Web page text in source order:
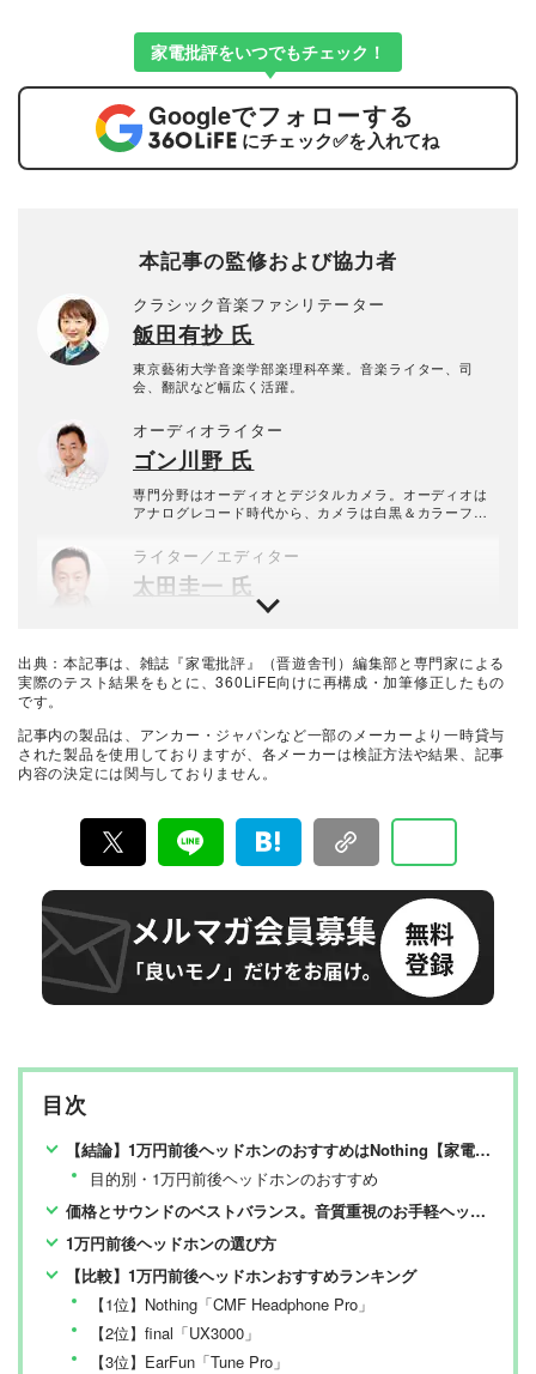
家電批評をいつでもチェック！
Googleでフォローする
にチェック✅を入れてね
本記事の監修および協力者
クラシック音楽ファシリテーター
飯田有抄 氏
東京藝術大学音楽学部楽理科卒業。音楽ライター、司
会、翻訳など幅広く活躍。
オーディオライター
ゴン川野 氏
専門分野はオーディオとデジタルカメラ。オーディオは
アナログレコード時代から、カメラは白黒＆カラーフィ
まで守備範囲は広く、平面型のスピーカーとヘッドホン
を愛用する。現在は「＠DIME」「ASCII.jp」などでも執
筆中。
ライター／エディター
太田圭一 氏
デジタルカメラ黎明期から専門誌に携わり、その経験か
タルカメラ系ムックにも寄稿。
家電批評編集部 デスク
調理系の専門学校卒業後『MONOQLO』を経験。2020
年末から『家電批評』編集部員に。専門教育を受けた経
験を活かした調理家電はもちろん、ドラム式洗濯機や電
日々の活力はゲーム実況とネコの動画視聴。
阿部淳平
月刊誌『家電批評』編集長。PC専門誌出身で、得意ジャ
ンルはデジタル家電全般。カメラ、オーディオ、パソコ
ン、自転車などの分野では仕事と趣味を兼ねて“自腹レビ
ュー”を多数執筆。NHK『あさイチ』、日本テレビ『ZI
P!』、TBSラジオ『爆笑問題の日曜サンデー』、YouTub
e『PIVOT 公式チャンネル』などメディア出演も多数。
最新家電おすすめベストバイ
家電批評編集部
『家電批評』は2009年11月創刊の月刊誌で、毎月3日に
関と協力して徹底的にテスト・評価する。高額なテレビ
しをありのまま、雑誌およびWEBコンテンツとして発
信。編集長・阿部淳平を中心に、11名以上の編集体制で
日々の検証・記事制作を行っています。
出典：本記事は、雑誌『家電批評』（晋遊舎刊）編集部と専門家による
実際のテスト結果をもとに、360LiFE向けに再構成・加筆修正したもの
です。
記事内の製品は、アンカー・ジャパンなど一部のメーカーより一時貸与
された製品を使用しておりますが、各メーカーは検証方法や結果、記事
内容の決定には関与しておりません。
目次
【結論】1万円前後ヘッドホンのおすすめはNothing【家電批評が検証】
目的別・1万円前後ヘッドホンのおすすめ
価格とサウンドのベストバランス。音質重視のお手軽ヘッドホンを探そう
1万円前後ヘッドホンの選び方
【比較】1万円前後ヘッドホンおすすめランキング
【1位】Nothing「CMF Headphone Pro」
【2位】final「UX3000」
【3位】EarFun「Tune Pro」